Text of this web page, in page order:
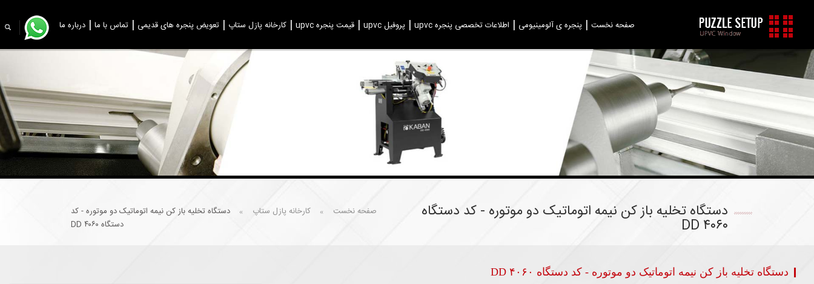
صفحه نخست پنجره ی آلومینیومی اطلاعات تخصصی پنجره upvc پروفیل upvc قیمت پنجره upvc کارخانه پازل ستاپ تعویض پنجره های قدیمی تماس با ما درباره ما
دستگاه تخلیه باز کن نیمه اتوماتیک دو موتوره - کد دستگاه
DD ۴۰۶۰
صفحه نخست » کارخانه پازل ستاپ »
دستگاه تخلیه باز کن نیمه اتوماتیک دو موتوره - کد
دستگاه DD ۴۰۶۰
دستگاه تخلیه باز کن نیمه اتوماتیک دو موتوره - کد دستگاه DD ۴۰۶۰